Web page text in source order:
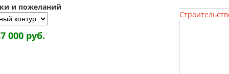
и пожеланий
000 руб.